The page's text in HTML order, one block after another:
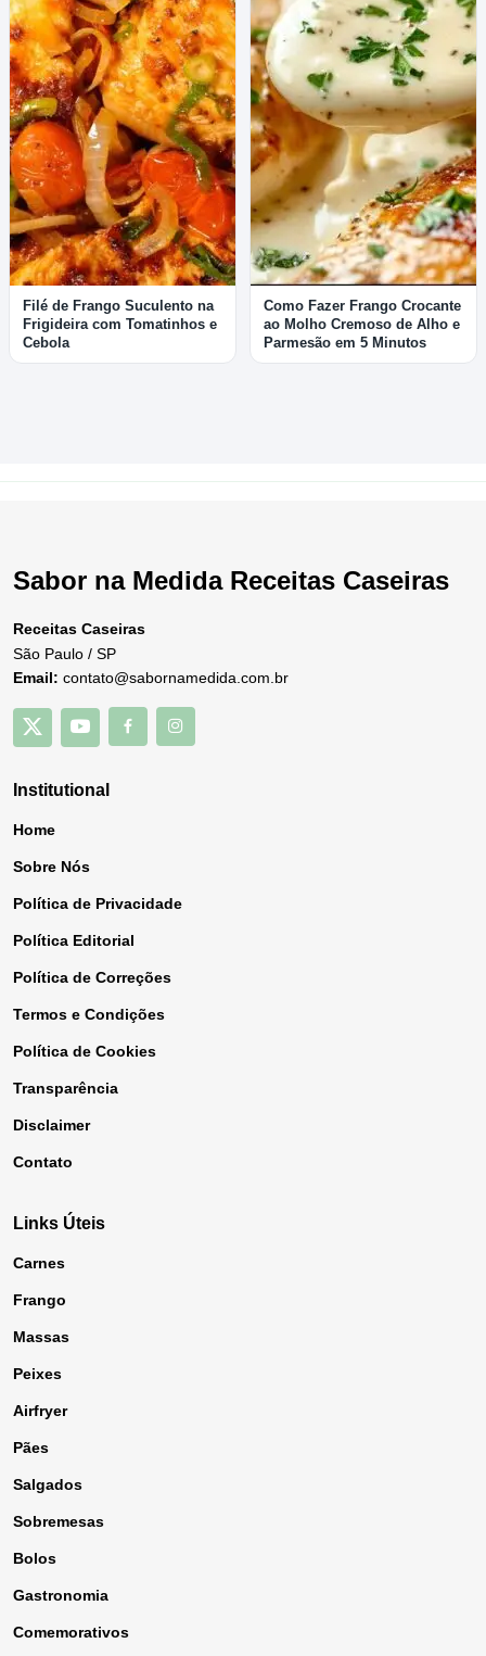
Filé de Frango Suculento na
Frigideira com Tomatinhos e
Cebola
Como Fazer Frango Crocante
ao Molho Cremoso de Alho e
Parmesão em 5 Minutos
Sabor na Medida Receitas Caseiras
Receitas Caseiras
São Paulo / SP
Email: contato@sabornamedida.com.br
Institutional
Home
Sobre Nós
Política de Privacidade
Política Editorial
Política de Correções
Termos e Condições
Política de Cookies
Transparência
Disclaimer
Contato
Links Úteis
Carnes
Frango
Massas
Peixes
Airfryer
Pães
Salgados
Sobremesas
Bolos
Gastronomia
Comemorativos